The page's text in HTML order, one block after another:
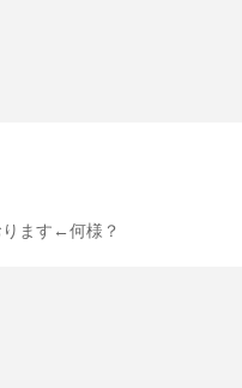
ます←何様？